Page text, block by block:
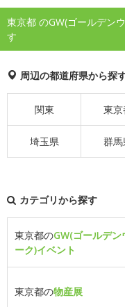
東京都 のGW(ゴールデン
す
周辺の都道府県から探
関東 東
埼玉県 群
カテゴリから探す
東京都のGW(ゴールデン
ーク)イベント
東京都の物産展